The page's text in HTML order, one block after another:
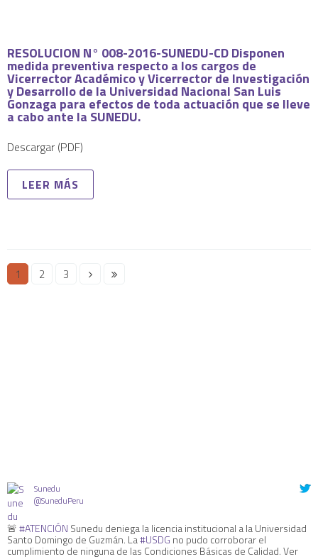
RESOLUCION N° 008-2016-SUNEDU-CD Disponen
medida preventiva respecto a los cargos de
Vicerrector Académico y Vicerrector de Investigación
y Desarrollo de la Universidad Nacional San Luis
Gonzaga para efectos de toda actuación que se lleve
a cabo ante la SUNEDU.
Descargar (PDF)
LEER MÁS
1 2 3
Sunedu
@SuneduPeru
🚨#ATENCIÓN Sunedu deniega la licencia institucional a la Universidad
Santo Domingo de Guzmán. La#USDG no pudo corroborar el
cumplimiento de ninguna de las Condiciones Básicas de Calidad. Ver